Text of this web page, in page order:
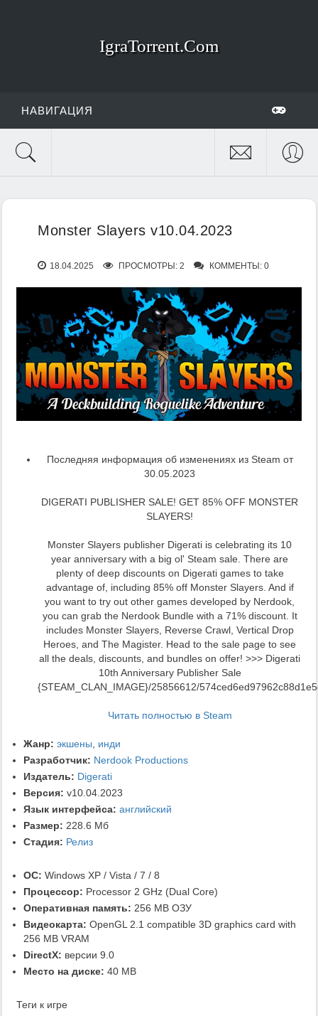
IgraTorrent.Com
НАВИГАЦИЯ
Monster Slayers v10.04.2023
18.04.2025 ПРОСМОТРЫ: 2 КОММЕНТЫ: 0
Последняя информация об изменениях из Steam от
30.05.2023
DIGERATI PUBLISHER SALE! GET 85% OFF MONSTER
SLAYERS!
Monster Slayers publisher Digerati is celebrating its 10
year anniversary with a big ol' Steam sale. There are
plenty of deep discounts on Digerati games to take
advantage of, including 85% off Monster Slayers. And if
you want to try out other games developed by Nerdook,
you can grab the Nerdook Bundle with a 71% discount. It
includes Monster Slayers, Reverse Crawl, Vertical Drop
Heroes, and The Magister. Head to the sale page to see
all the deals, discounts, and bundles on offer! >>> Digerati
10th Anniversary Publisher Sale
{STEAM_CLAN_IMAGE}/25856612/
Читать полностью в Steam
Жанр: экшены
инди
Разработчик: Nerdook Productions
Издатель: Digerati
Версия: v10.04.2023
Язык интерфейса: английский
Размер: 228.6 Мб
Стадия: Релиз
ОС: Windows XP / Vista / 7 / 8
Процессор: Processor 2 GHz (Dual Core)
Оперативная память: 256 MB ОЗУ
Видеокарта: OpenGL 2.1 compatible 3D graphics card with
256 MB VRAM
DirectX: версии 9.0
Место на диске: 40 MB
Теги к игре